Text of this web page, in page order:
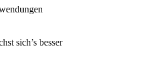
sich’s besser